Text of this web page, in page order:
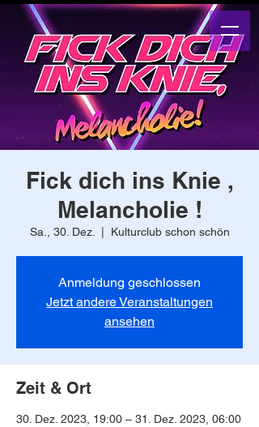
Fick dich ins Knie ,
Melancholie !
Sa., 30. Dez. Kulturclub schon schön
Anmeldung geschlossen
Jetzt andere Veranstaltungen
ansehen
Zeit & Ort
30. Dez. 2023, 19:00 – 31. Dez. 2023, 06:00